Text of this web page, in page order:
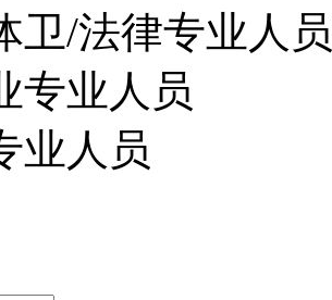
卫/法律专业人员
专业人员
业人员